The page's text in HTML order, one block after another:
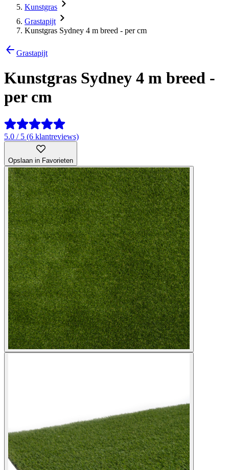
Kunstgras
Grastapijt
Kunstgras Sydney 4 m breed - per cm
Grastapijt
Kunstgras Sydney 4 m breed -
per cm
5.0 / 5 (6 klantreviews)
Opslaan in Favorieten